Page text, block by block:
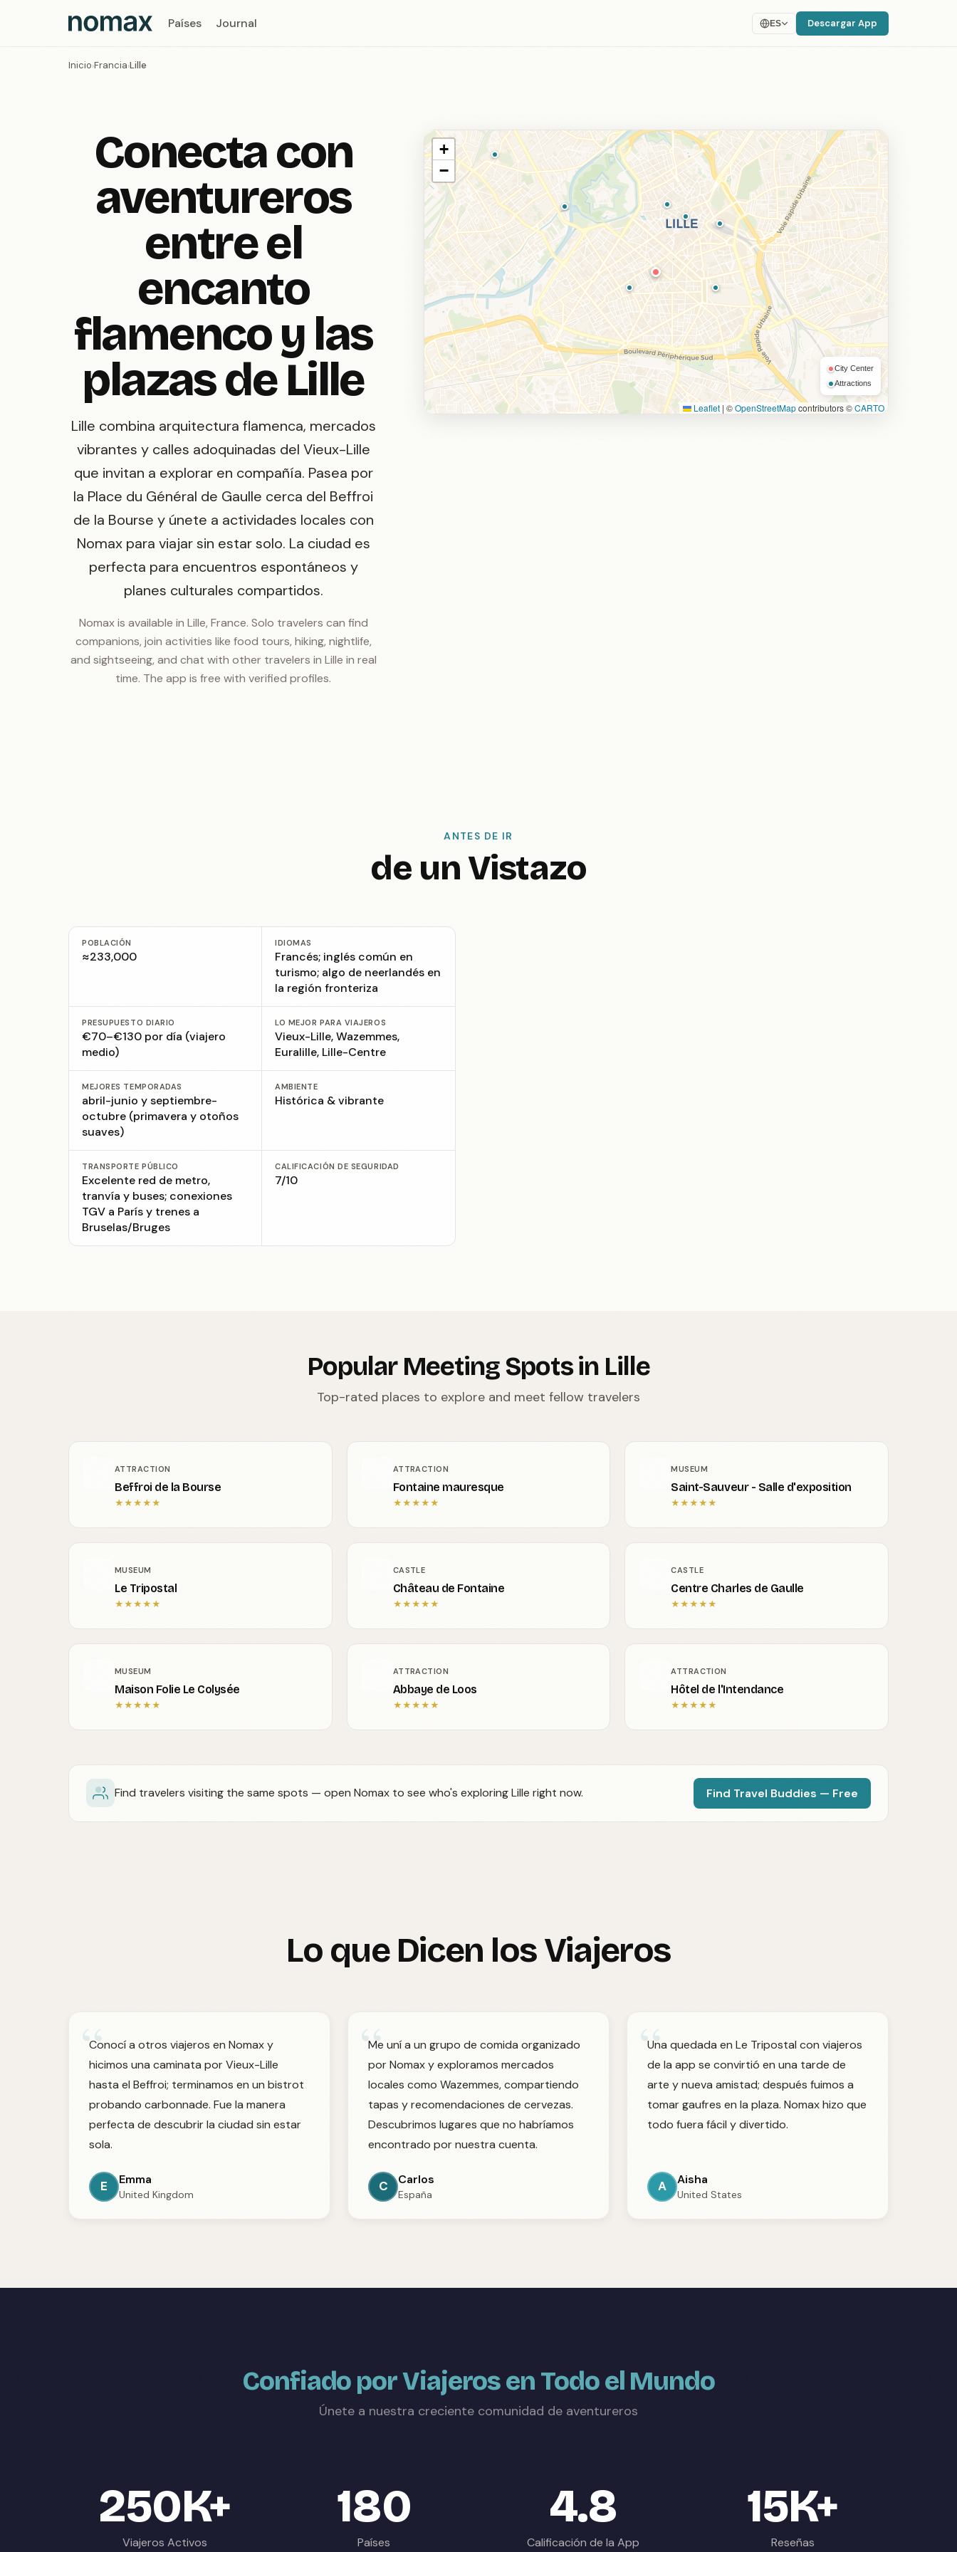
Países Journal ES Descargar App
Inicio›Francia›Lille
Conecta con
aventureros
entre el
encanto
flamenco y las
plazas de Lille
Lille combina arquitectura flamenca, mercados
vibrantes y calles adoquinadas del Vieux-Lille
que invitan a explorar en compañía. Pasea por
la Place du Général de Gaulle cerca del Beffroi
de la Bourse y únete a actividades locales con
Nomax para viajar sin estar solo. La ciudad es
perfecta para encuentros espontáneos y
planes culturales compartidos.
Nomax is available in Lille, France. Solo travelers can find
companions, join activities like food tours, hiking, nightlife,
and sightseeing, and chat with other travelers in Lille in real
time. The app is free with verified profiles.
+
−
City Center
Attractions
Leaflet | ©OpenStreetMapcontributors ©CARTO
ANTES DE IR
de un Vistazo
POBLACIÓN
≈233,000
IDIOMAS
Francés; inglés común en
turismo; algo de neerlandés en
la región fronteriza
PRESUPUESTO DIARIO
€70–€130 por día (viajero
medio)
LO MEJOR PARA VIAJEROS
Vieux-Lille, Wazemmes,
Euralille, Lille-Centre
MEJORES TEMPORADAS
abril-junio y septiembre-
octubre (primavera y otoños
suaves)
AMBIENTE
Histórica & vibrante
TRANSPORTE PÚBLICO
Excelente red de metro,
tranvía y buses; conexiones
TGV a París y trenes a
Bruselas/Bruges
CALIFICACIÓN DE SEGURIDAD
7/10
Popular Meeting Spots in Lille
Top-rated places to explore and meet fellow travelers
ATTRACTION
Beffroi de la Bourse
★★★★★
ATTRACTION
Fontaine mauresque
★★★★★
MUSEUM
Saint-Sauveur - Salle d'exposition
★★★★★
MUSEUM
Le Tripostal
★★★★★
CASTLE
Château de Fontaine
★★★★★
CASTLE
Centre Charles de Gaulle
★★★★★
MUSEUM
Maison Folie Le Colysée
★★★★★
ATTRACTION
Abbaye de Loos
★★★★★
ATTRACTION
Hôtel de l'Intendance
★★★★★
Find travelers visiting the same spots — open Nomax to see who's exploring Lille right now. Find Travel Buddies — Free
Lo que Dicen los Viajeros
“
Conocí a otros viajeros en Nomax y
hicimos una caminata por Vieux-Lille
hasta el Beffroi; terminamos en un bistrot
probando carbonnade. Fue la manera
perfecta de descubrir la ciudad sin estar
sola.
E Emma
United Kingdom
“
Me uní a un grupo de comida organizado
por Nomax y exploramos mercados
locales como Wazemmes, compartiendo
tapas y recomendaciones de cervezas.
Descubrimos lugares que no habríamos
encontrado por nuestra cuenta.
C Carlos
España
“
Una quedada en Le Tripostal con viajeros
de la app se convirtió en una tarde de
arte y nueva amistad; después fuimos a
tomar gaufres en la plaza. Nomax hizo que
todo fuera fácil y divertido.
A Aisha
United States
Confiado por Viajeros en Todo el Mundo
Únete a nuestra creciente comunidad de aventureros
250K+
Viajeros Activos
180
Países
4.8
Calificación de la App
15K+
Reseñas